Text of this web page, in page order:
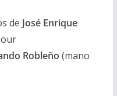
de José Enrique
Robleño (mano